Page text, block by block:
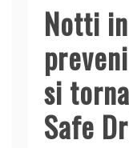
Notti
si
Safe